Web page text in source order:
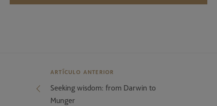
ARTÍCULO ANTERIOR
Seeking wisdom: from Darwin to
Munger